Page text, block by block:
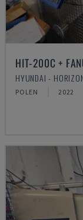
HIT-200C +
HYUNDAI -
POLEN 2022